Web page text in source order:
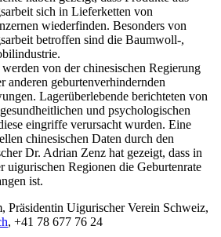
sich in Lieferketten von
wiederfinden. Besonders von
betroffen sind die Baumwoll-,
von der chinesischen Regierung
anderen geburtenverhindernden
Lagerüberlebende berichteten von
und psychologischen
eingriffe verursacht wurden. Eine
chinesischen Daten durch den
Dr. Adrian Zenz hat gezeigt, dass in
uigurischen Regionen die Geburtenrate
ist.
Präsidentin Uigurischer Verein Schweiz,
, +41 78 677 76 24